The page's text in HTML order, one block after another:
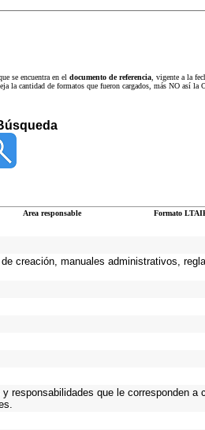
se encuentra en el documento de referencia , vigente a la
la cantidad de formatos que fueron cargados, más NO así
Area responsable Formato
creación, manuales administrativos,
responsabilidades que le corresponden a